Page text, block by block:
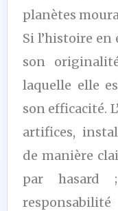
planètes
Si l’histoire
son
laquelle elle
son efficacité.
artifices,
de manière
par